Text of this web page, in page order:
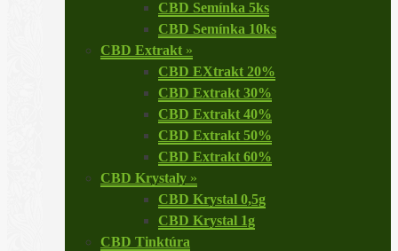
CBD Semínka 5ks
CBD Semínka 10ks
CBD Extrakt »
CBD EXtrakt 20%
CBD Extrakt 30%
CBD Extrakt 40%
CBD Extrakt 50%
CBD Extrakt 60%
CBD Krystaly »
CBD Krystal 0,5g
CBD Krystal 1g
CBD Tinktúra